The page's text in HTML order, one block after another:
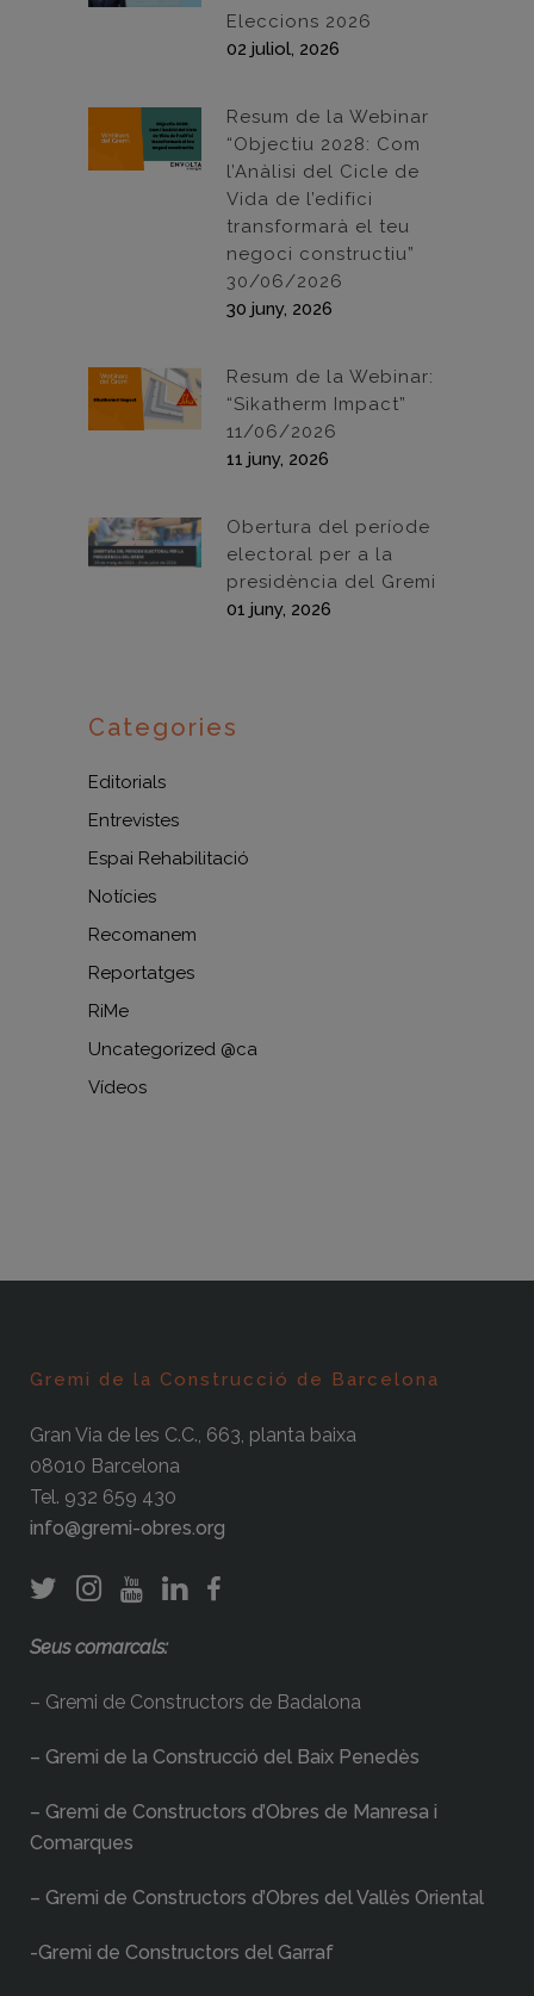
Eleccions 2026
02 juliol, 2026
Resum de la Webinar
“Objectiu 2028: Com
l’Anàlisi del Cicle de
Vida de l’edifici
transformarà el teu
negoci constructiu”
30/06/2026
30 juny, 2026
Resum de la Webinar:
“Sikatherm Impact”
11/06/2026
11 juny, 2026
Obertura del període
electoral per a la
presidència del Gremi
01 juny, 2026
Categories
Editorials
Entrevistes
Espai Rehabilitació
Notícies
Recomanem
Reportatges
RiMe
Uncategorized @ca
Vídeos
Gremi de la Construcció de Barcelona
Gran Via de les C.C., 663, planta baixa
08010 Barcelona
Tel. 932 659 430
info@gremi-obres.org
Seus comarcals:
– Gremi de Constructors de Badalona
– Gremi de la Construcció del Baix Penedès
– Gremi de Constructors d’Obres de Manresa i
Comarques
– Gremi de Constructors d’Obres del Vallès Oriental
-Gremi de Constructors del Garraf